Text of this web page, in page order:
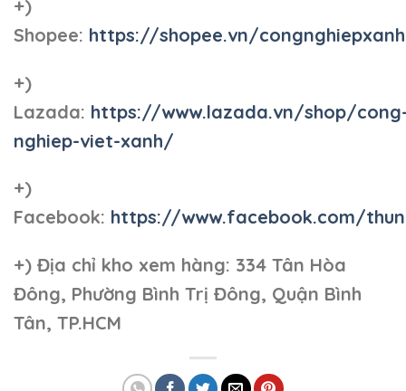
+)
Shopee: https://shopee.vn/
+)
Lazada: https://www.lazada.vn/shop/
nghiep-viet-xanh/
+)
Facebook: https://www.facebook.com/
+) Địa chỉ kho xem hàng: 334 Tân Hòa
Đông, Phường Bình Trị Đông, Quận Bình
Tân, TP.HCM